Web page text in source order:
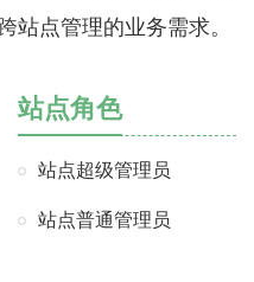
站点管理的业务需求。
站点角色
站点超级管理员
站点普通管理员